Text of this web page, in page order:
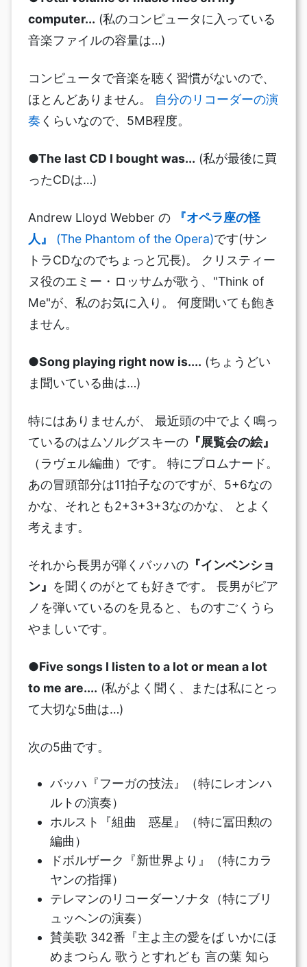
computer... (私のコンピュータに入っている
音楽ファイルの容量は…)
コンピュータで音楽を聴く習慣がないので、
ほとんどありません。 自分のリコーダーの演
奏 くらいなので、5MB程度。
●The last CD I bought was... (私が最後に買
ったCDは…)
Andrew Lloyd Webber の
『オペラ座の怪
人』
(The Phantom of the Opera)です(サン
トラCDなのでちょっと冗長)。 クリスティー
ヌ役のエミー・ロッサムが歌う、"Think of
Me"が、私のお気に入り。 何度聞いても飽き
ません。
●Song playing right now is.... (ちょうどい
ま聞いている曲は…)
特にはありませんが、 最近頭の中でよく鳴っ
ているのはムソルグスキーの 『展覧会の絵』
（ラヴェル編曲）です。 特にプロムナード。
あの冒頭部分は11拍子なのですが、5+6なの
かな、それとも2+3+3+3なのかな、 とよく
考えます。
それから長男が弾くバッハの 『インベンショ
ン』 を聞くのがとても好きです。 長男がピア
ノを弾いているのを見ると、ものすごくうら
やましいです。
●Five songs I listen to a lot or mean a lot
to me are.... (私がよく聞く、または私にとっ
て大切な5曲は…)
次の5曲です。
バッハ『フーガの技法』（特にレオンハ
ルトの演奏）
ホルスト『組曲 惑星』（特に冨田勲の
編曲）
ドボルザーク『新世界より』（特にカラ
ヤンの指揮）
テレマンのリコーダーソナタ（特にブリ
ュッヘンの演奏）
賛美歌 342番『主よ主の愛をば いかにほ
めまつらん 歌うとすれども 言の葉 知ら